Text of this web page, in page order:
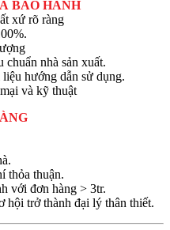
BẢO HÀNH
xứ rõ ràng
chuẩn nhà sản xuất.
hướng dẫn sử dụng.
và kỹ thuật
thỏa thuận.
với đơn hàng > 3tr.
hội trở thành đại lý thân thiết.